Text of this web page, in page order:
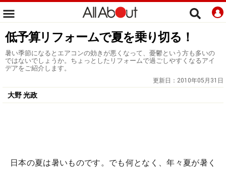
低予算リフォームで夏を乗り切る！
暑い季節になるとエアコンの効きが悪くなって、憂鬱という方も多いの
ではないでしょうか。ちょっとしたリフォームで過ごしやすくなるアイ
デアをご紹介します。
更新日： 2010年05月31日
大野 光政
日本の夏は暑いものです。でも何となく、年々夏が暑く